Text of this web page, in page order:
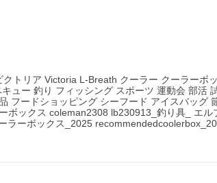
トリア Victoria L-Breath クーラー クーラーボ
ュー 釣り フィッシング スポーツ 運動会 部活
フードショッピング シーフード アイスバッグ
ボックス coleman2308 lb230913_釣り具_ エ
ラーボックス_2025